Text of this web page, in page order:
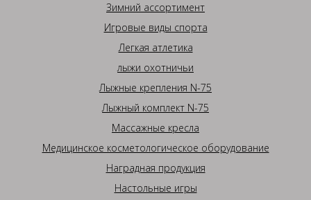
Зимний ассортимент
Игровые виды спорта
Легкая атлетика
лыжи охотничьи
Лыжные крепления N-75
Лыжный комплект N-75
Массажные кресла
Медицинское косметологическое оборудование
Наградная продукция
Настольные игры